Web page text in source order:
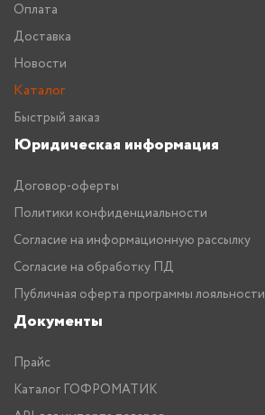
Оплата
Доставка
Новости
Каталог
Быстрый заказ
Юридическая информация
Договор-оферты
Политики конфиденциальности
Согласие на информационную рассылку
Согласие на обработку ПД
Публичная оферта программы лояльности
Документы
Прайс
Каталог ГОФРОМАТИК